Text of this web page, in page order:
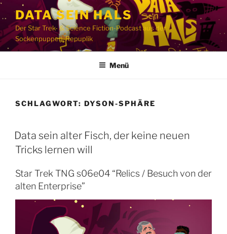
Zum
Inhalt
springen
DATA SEIN HALS
Der Star Trek- & Science Fiction-Podcast aus der
Sockenpuppen-Repuplik
Menü
SCHLAGWORT: DYSON-SPHÄRE
Data sein alter Fisch, der keine neuen
Tricks lernen will
Star Trek TNG s06e04 “Relics / Besuch von der
alten Enterprise”